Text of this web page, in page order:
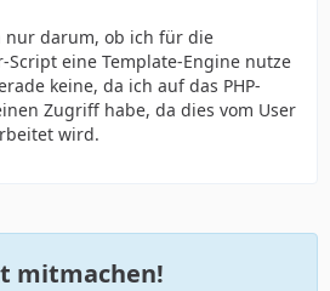
nur darum, ob ich für die
Script eine Template-Engine nutze
keine, da ich auf das PHP-
Zugriff habe, da dies vom User
wird.
mitmachen!